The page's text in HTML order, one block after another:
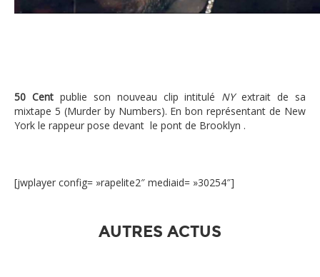
50 Centpublie son nouveau clip intitulé NYextrait de sa
mixtape 5 (Murder by Numbers). En bon représentant de New
York le rappeur pose devant le pont de Brooklyn .
[jwplayer config= »rapelite2″ mediaid= »30254″]
AUTRES ACTUS